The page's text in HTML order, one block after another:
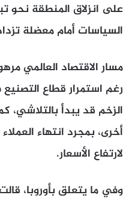
على انزلاق المنطقة نحو
السياسات أمام معضلة
مسار الاقتصاد العالمي
رغم استمرار قطاع
الزخم قد يبدأ بالتلاشي،
أخرى، بمجرد انتهاء
لارتفاع الأسعار.
وفي ما يتعلق بأوروبا،